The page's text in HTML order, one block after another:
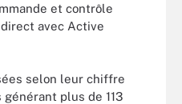
et contrôle
avec Active
selon leur chiffre
plus de 113